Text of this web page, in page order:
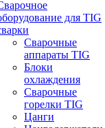
для TIG
Сварочные
аппараты TIG
Блоки
охлаждения
Сварочные
горелки TIG
Цанги